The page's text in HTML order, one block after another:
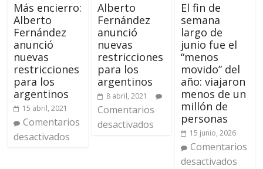
Más encierro:
Alberto
Fernández
anunció
nuevas
restricciones
para los
argentinos
15 abril, 2021
Comentarios
desactivados
Alberto
Fernández
anunció
nuevas
restricciones
para los
argentinos
8 abril, 2021
Comentarios
desactivados
El fin de
semana
largo de
junio fue el
“menos
movido” del
año: viajaron
menos de un
millón de
personas
15 junio, 2026
Comentarios
desactivados